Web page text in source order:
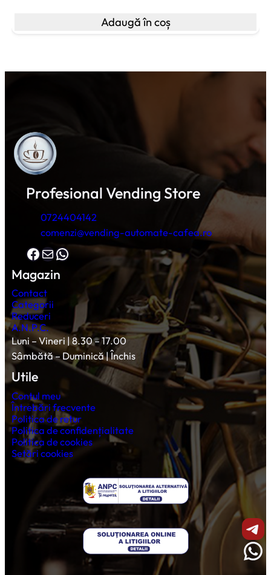
Adaugă în coș
Profesional Vending Store
0724404142
comenzi@vending-automate-cafea.ro
Facebook Mail WhatsApp
Magazin
Contact
Categorii
Reduceri
A.N.P.C.
Luni – Vineri | 8.30 – 17.00
Sâmbătă – Duminică | Închis
Utile
Contul meu
Întrebări frecvente
Politica de retur
Politica de confidențialitate
Politica de cookies
Setări cookies